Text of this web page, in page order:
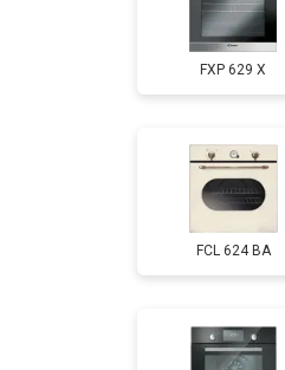
FXP 629 X
FCL 624 BA